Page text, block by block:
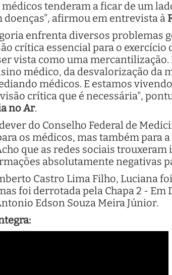
tenderam a ficar de um
doenças", afirmou em entrevista à
enfrenta diversos problemas
crítica essencial para o exercício
vista como uma
médico, da desvalorização da
médicos. E estamos
crítica que é necessária",
no Ar.
do Conselho Federal de
os médicos, mas também para
que as redes sociais
absolutamente negativas
Castro Lima Filho, Luciana
foi derrotada pela Chapa 2 -
Edson Souza Meira Júnior.